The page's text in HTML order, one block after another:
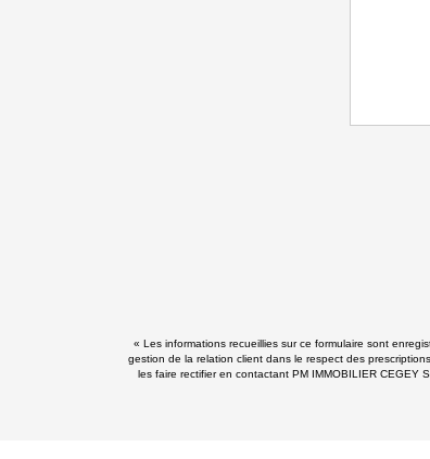
« Les informations recueillies sur ce formulaire sont
gestion de la relation client dans le respect des
les faire rectifier en contactant PM IMMOBILIER CEGEY